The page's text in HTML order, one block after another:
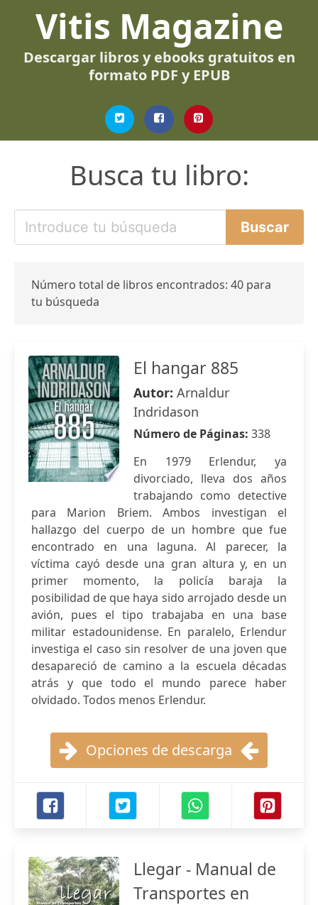
Vitis Magazine
Descargar libros y ebooks gratuitos en
formato PDF y EPUB
Busca tu libro:
Número total de libros encontrados: 40 para
tu búsqueda
El hangar 885
Autor: Arnaldur
Indridason
Número de Páginas: 338
En 1979 Erlendur, ya
divorciado, lleva dos años
trabajando como detective
para Marion Briem. Ambos investigan el
hallazgo del cuerpo de un hombre que fue
encontrado en una laguna. Al parecer, la
víctima cayó desde una gran altura y, en un
primer momento, la policía baraja la
posibilidad de que haya sido arrojado desde un
avión, pues el tipo trabajaba en una base
militar estadounidense. En paralelo, Erlendur
investiga el caso sin resolver de una joven que
desapareció de camino a la escuela décadas
atrás y que todo el mundo parece haber
olvidado. Todos menos Erlendur.
Opciones de descarga
Llegar - Manual de
Transportes en